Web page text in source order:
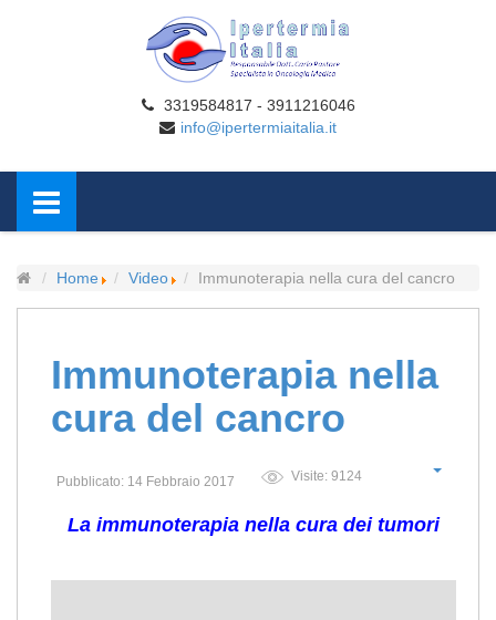
3319584817 - 3911216046
info@ipertermiaitalia.it
Home Video Immunoterapia nella cura del cancro
Immunoterapia nella
cura del cancro
Pubblicato: 14 Febbraio 2017 Visite: 9124
La immunoterapia nella cura dei tumori